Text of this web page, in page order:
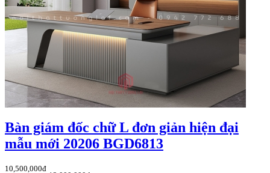
Bàn giám đốc chữ L đơn giản hiện đại
mẫu mới 20206 BGD6813
10,500,000đ